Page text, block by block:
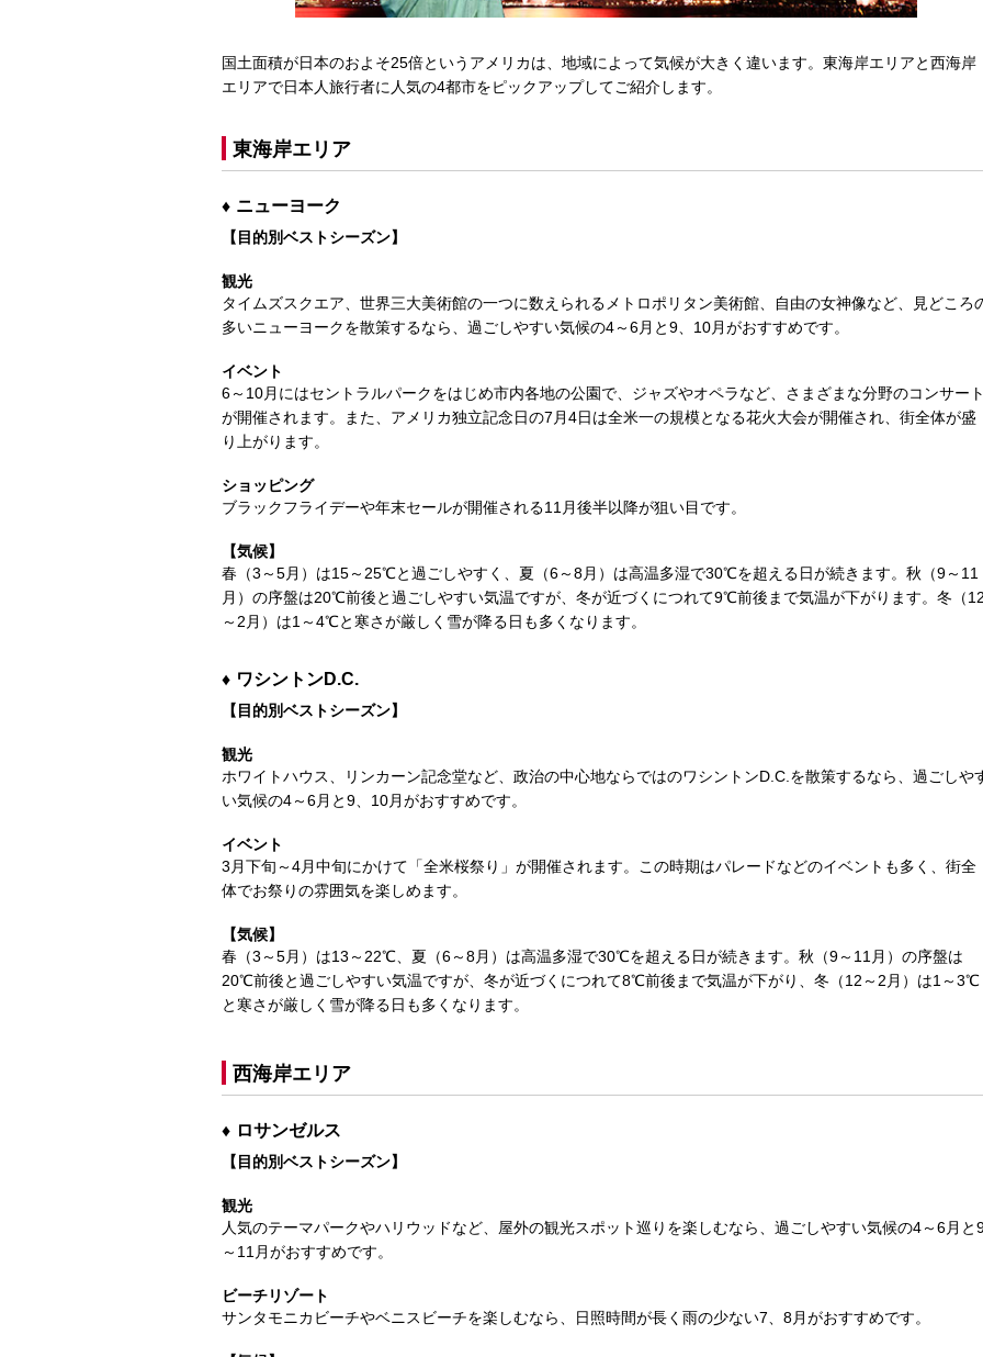
国土面積が日本のおよそ25倍というアメリカは、地域によって気候が大きく違います。東海岸エリアと西海岸
エリアで日本人旅行者に人気の4都市をピックアップしてご紹介します。
東海岸エリア
ニューヨーク
【目的別ベストシーズン】
観光
タイムズスクエア、世界三大美術館の一つに数えられるメトロポリタン美術館、自由の女神像など、見どころ
多いニューヨークを散策するなら、過ごしやすい気候の4～6月と9、10月がおすすめです。
イベント
6～10月にはセントラルパークをはじめ市内各地の公園で、ジャズやオペラなど、さまざまな分野のコンサー
が開催されます。また、アメリカ独立記念日の7月4日は全米一の規模となる花火大会が開催され、街全体が盛
り上がります。
ショッピング
ブラックフライデーや年末セールが開催される11月後半以降が狙い目です。
【気候】
春（3～5月）は15～25℃と過ごしやすく、夏（6～8月）は高温多湿で30℃を超える日が続きます。秋（9～11
月）の序盤は20℃前後と過ごしやすい気温ですが、冬が近づくにつれて9℃前後まで気温が下がります。冬（
～2月）は1～4℃と寒さが厳しく雪が降る日も多くなります。
ワシントンD.C.
【目的別ベストシーズン】
観光
ホワイトハウス、リンカーン記念堂など、政治の中心地ならではのワシントンD.C.を散策するなら、過ごしや
い気候の4～6月と9、10月がおすすめです。
イベント
3月下旬～4月中旬にかけて「全米桜祭り」が開催されます。この時期はパレードなどのイベントも多く、街全
体でお祭りの雰囲気を楽しめます。
【気候】
春（3～5月）は13～22℃、夏（6～8月）は高温多湿で30℃を超える日が続きます。秋（9～11月）の序盤は
20℃前後と過ごしやすい気温ですが、冬が近づくにつれて8℃前後まで気温が下がり、冬（12～2月）は1～3℃
と寒さが厳しく雪が降る日も多くなります。
西海岸エリア
ロサンゼルス
【目的別ベストシーズン】
観光
人気のテーマパークやハリウッドなど、屋外の観光スポット巡りを楽しむなら、過ごしやすい気候の4～6月と
～11月がおすすめです。
ビーチリゾート
サンタモニカビーチやベニスビーチを楽しむなら、日照時間が長く雨の少ない7、8月がおすすめです。